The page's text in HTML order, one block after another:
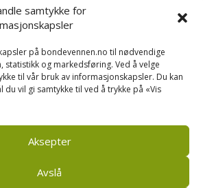
samtykke for
på bondevennen.no til nødvendige
statistikk og markedsføring. Ved å velge
til vår bruk av informasjonskapsler. Du kan
du vil gi samtykke til ved å trykke på «Vis
Aksepter
Avslå